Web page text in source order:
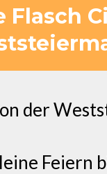
Flasch
der
Feiern